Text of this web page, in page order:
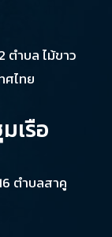
ตำบล ไม้ขาว
ศไทย
เรือ
ตำบลสาคู